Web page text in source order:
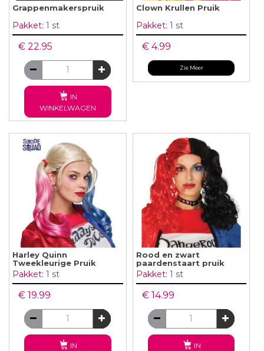
Grappenmakerspruik
Pakket: 1 st
€ 22.95
IN
WINKELWAGEN
Clown Krullen Pruik
Pakket: 1 st
€ 4.99
Zie Meer
Harley Quinn
Tweekleurige Pruik
Pakket: 1 st
€ 19.99
IN
Rood en zwart
paardenstaart pruik
Pakket: 1 st
€ 14.99
IN